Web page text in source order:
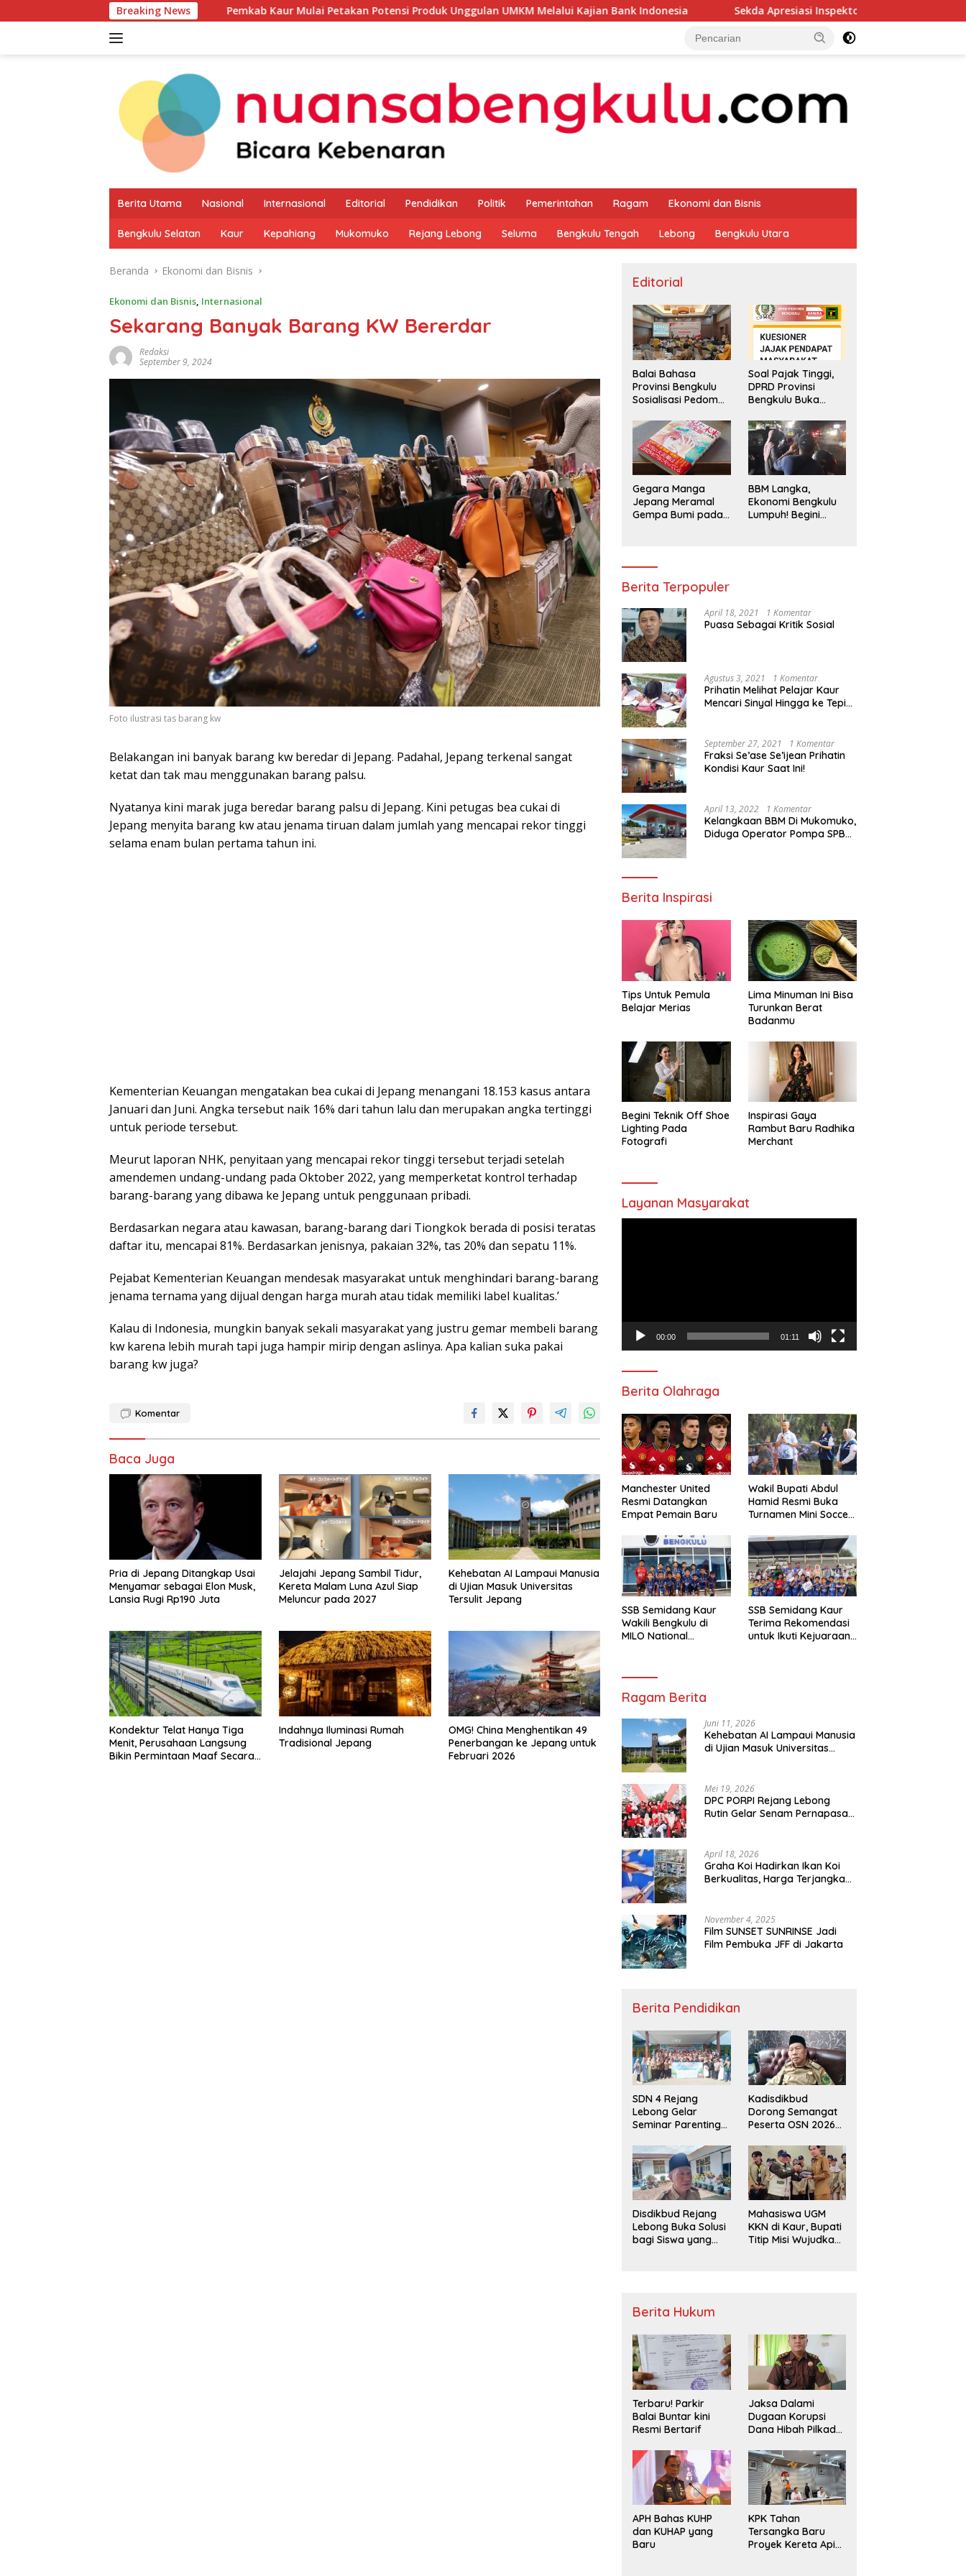
ke
Breaking News
Pemkab Kaur Mulai Petakan Potensi Produk Unggulan UMKM Melalui Kajian Bank Indonesia Sekda Apresiasi Inspektorat Provinsi Bengkulu Dukung
Berita Utama Nasional Internasional Editorial Pendidikan Politik Pemerintahan Ragam Ekonomi dan Bisnis
Bengkulu Selatan Kaur Kepahiang Mukomuko Rejang Lebong Seluma Bengkulu Tengah Lebong Bengkulu Utara
Beranda Ekonomi dan Bisnis
Ekonomi dan Bisnis, Internasional
Sekarang Banyak Barang KW Bererdar
Redaksi
September 9, 2024
Foto ilustrasi tas barang kw
Belakangan ini banyak barang kw beredar di Jepang. Padahal, Jepang terkenal sangat
ketat dan tak mau menggunakan barang palsu.
Nyatanya kini marak juga beredar barang palsu di Jepang. Kini petugas bea cukai di
Jepang menyita barang kw atau jenama tiruan dalam jumlah yang mencapai rekor tinggi
selama enam bulan pertama tahun ini.
Kementerian Keuangan mengatakan bea cukai di Jepang menangani 18.153 kasus antara
Januari dan Juni. Angka tersebut naik 16% dari tahun lalu dan merupakan angka tertinggi
untuk periode tersebut.
Meurut laporan NHK, penyitaan yang mencapai rekor tinggi tersebut terjadi setelah
amendemen undang-undang pada Oktober 2022, yang memperketat kontrol terhadap
barang-barang yang dibawa ke Jepang untuk penggunaan pribadi.
Berdasarkan negara atau kawasan, barang-barang dari Tiongkok berada di posisi teratas
daftar itu, mencapai 81%. Berdasarkan jenisnya, pakaian 32%, tas 20% dan sepatu 11%.
Pejabat Kementerian Keuangan mendesak masyarakat untuk menghindari barang-barang
jenama ternama yang dijual dengan harga murah atau tidak memiliki label kualitas.’
Kalau di Indonesia, mungkin banyak sekali masyarakat yang justru gemar membeli barang
kw karena lebih murah tapi juga hampir mirip dengan aslinya. Apa kalian suka pakai
barang kw juga?
Komentar
Baca Juga
Pria di Jepang Ditangkap Usai
Menyamar sebagai Elon Musk,
Lansia Rugi Rp190 Juta
Jelajahi Jepang Sambil Tidur,
Kereta Malam Luna Azul Siap
Meluncur pada 2027
Kehebatan AI Lampaui Manusia
di Ujian Masuk Universitas
Tersulit Jepang
Kondektur Telat Hanya Tiga
Menit, Perusahaan Langsung
Bikin Permintaan Maaf Secara
Indahnya Iluminasi Rumah
Tradisional Jepang
OMG! China Menghentikan 49
Penerbangan ke Jepang untuk
Februari 2026
Editorial
Balai Bahasa
Provinsi Bengkulu
Sosialisasi Pedoman
Penggunaan
Bahasa Indonesia
Soal Pajak Tinggi,
DPRD Provinsi
Bengkulu Buka
Pengaduan
Masyarakat
Gegara Manga
Jepang Meramal
Gempa Bumi pada
BBM Langka,
Ekonomi Bengkulu
Lumpuh! Begini
Berita Terpopuler
April 18, 2021 1 Komentar
Puasa Sebagai Kritik Sosial
Agustus 3, 2021 1 Komentar
Prihatin Melihat Pelajar Kaur
Mencari Sinyal Hingga ke Tepi
Segera Bertindak
September 27, 2021 1 Komentar
Fraksi Se’ase Se’ijean Prihatin
Kondisi Kaur Saat Ini!
April 13, 2022 1 Komentar
Kelangkaan BBM Di Mukomuko,
Diduga Operator Pompa SPBU
Berita Inspirasi
Tips Untuk Pemula
Belajar Merias
Lima Minuman Ini Bisa
Turunkan Berat
Badanmu
Begini Teknik Off Shoe
Lighting Pada
Fotografi
Inspirasi Gaya
Rambut Baru Radhika
Merchant
Layanan Masyarakat
00:00 01:11
Berita Olahraga
Manchester United
Resmi Datangkan
Empat Pemain Baru
Wakil Bupati Abdul
Hamid Resmi Buka
Turnamen Mini Soccer
SSB Semidang Kaur
Wakili Bengkulu di
MILO National
SSB Semidang Kaur
Terima Rekomendasi
untuk Ikuti Kejuaraan
Ragam Berita
Juni 11, 2026
Kehebatan AI Lampaui Manusia
di Ujian Masuk Universitas
Mei 19, 2026
DPC PORPI Rejang Lebong
Rutin Gelar Senam Pernapasan
April 18, 2026
Graha Koi Hadirkan Ikan Koi
Berkualitas, Harga Terjangkau
November 4, 2025
Film SUNSET SUNRINSE Jadi
Film Pembuka JFF di Jakarta
Berita Pendidikan
SDN 4 Rejang
Lebong Gelar
Seminar Parenting
Bullying,
Kadisdikbud: Patut
Jadi Contoh
Kadisdikbud
Dorong Semangat
Peserta OSN 2026
Disdikbud Rejang
Lebong Buka Solusi
bagi Siswa yang
Mahasiswa UGM
KKN di Kaur, Bupati
Titip Misi Wujudkan
Berita Hukum
Terbaru! Parkir
Balai Buntar kini
Resmi Bertarif
Jaksa Dalami
Dugaan Korupsi
Dana Hibah Pilkada
Kaur
APH Bahas KUHP
dan KUHAP yang
Baru
KPK Tahan
Tersangka Baru
Proyek Kereta Api